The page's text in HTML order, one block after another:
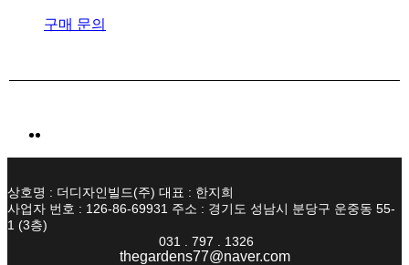
구매 문의
상호명 : 더디자인빌드(주) 대표 : 한지희
사업자 번호 : 126-86-69931 주소 : 경기도 성남시 분당구 운중동 55-
1 (3층)
031 . 797 . 1326
thegardens77@naver.com